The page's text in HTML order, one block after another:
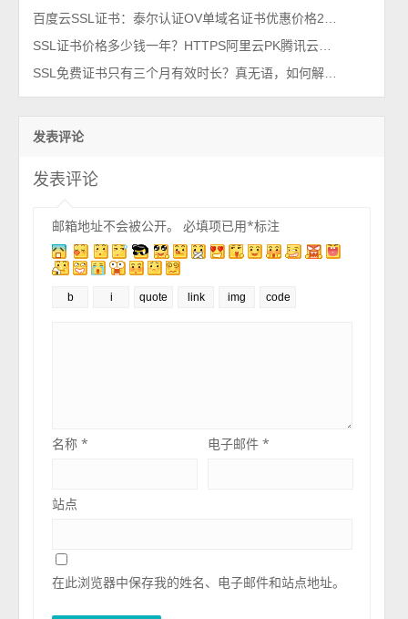
发表评论
发表评论
邮箱地址不会被公开。 必填项已用*标注
名称* 电子邮件*
站点
在此浏览器中保存我的姓名、电子邮件和站点地址。